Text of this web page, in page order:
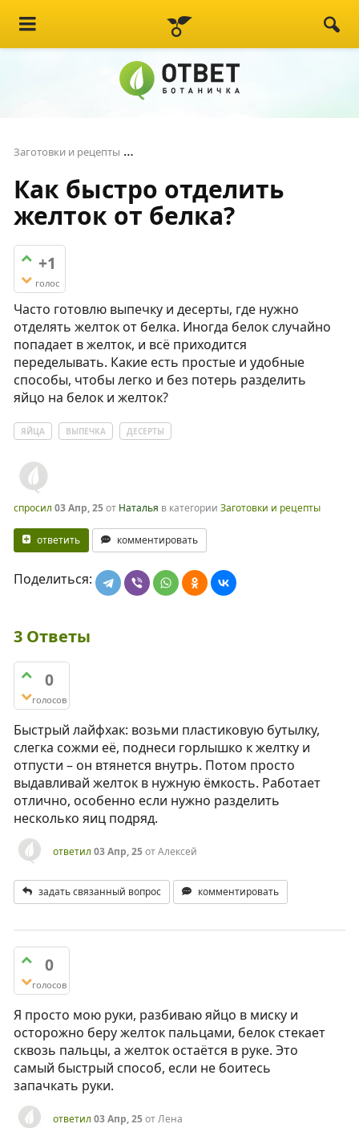
Заготовки и рецепты
Как быстро отделить
желток от белка?
+1
голос
Часто готовлю выпечку и десерты, где нужно
отделять желток от белка. Иногда белок случайно
попадает в желток, и всё приходится
переделывать. Какие есть простые и удобные
способы, чтобы легко и без потерь разделить
яйцо на белок и желток?
ЯЙЦА ВЫПЕЧКА ДЕСЕРТЫ
спросил 03 Апр, 25от Наталья в категории Заготовки и рецепты
ответить комментировать
Поделиться:
3 Ответы
0
голосов
Быстрый лайфхак: возьми пластиковую бутылку,
слегка сожми её, поднеси горлышко к желтку и
отпусти – он втянется внутрь. Потом просто
выдавливай желток в нужную ёмкость. Работает
отлично, особенно если нужно разделить
несколько яиц подряд.
ответил 03 Апр, 25отАлексей
задать связанный вопрос комментировать
0
голосов
Я просто мою руки, разбиваю яйцо в миску и
осторожно беру желток пальцами, белок стекает
сквозь пальцы, а желток остаётся в руке. Это
самый быстрый способ, если не боитесь
запачкать руки.
ответил 03 Апр, 25отЛена